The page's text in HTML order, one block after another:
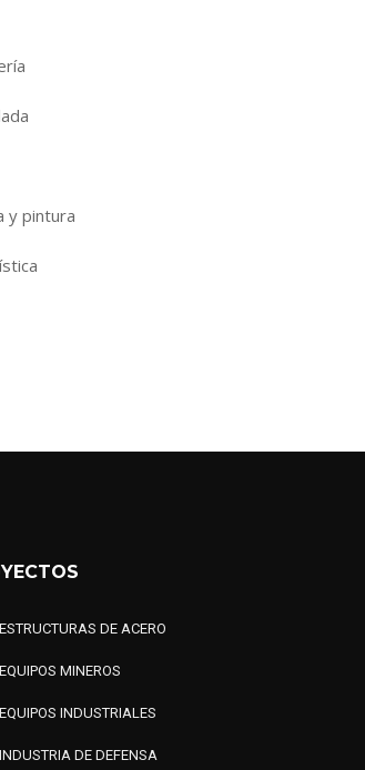
y pintura
ESTRUCTURAS DE ACERO
EQUIPOS MINEROS
EQUIPOS INDUSTRIALES
INDUSTRIA DE DEFENSA